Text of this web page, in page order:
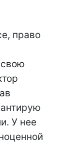
право
свою
У нее